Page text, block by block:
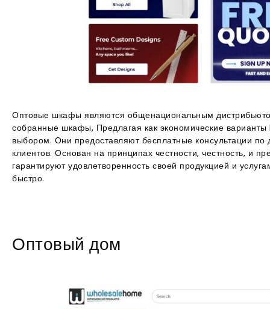
Оптовые шкафы являются общенациональным
собранные шкафы, Предлагая как экономические
выбором. Они предоставляют бесплатные консультации по
клиентов. Основан на принципах честности, честность, и
гарантируют удовлетворенность своей продукцией и
быстро.
Оптовый дом